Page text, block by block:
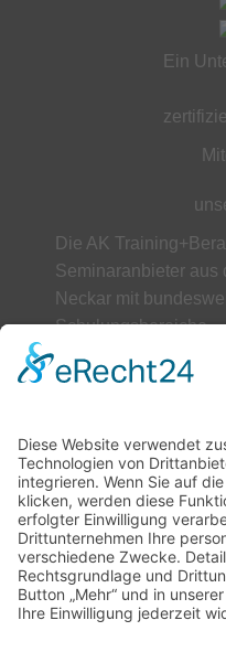
Ein
Die AK
Seminaranbieter aus
Neckar mit
Schulungsbereiche.
ÜBER UNS
Datenschutz
Impressum
Unser Leitbild
Downloads